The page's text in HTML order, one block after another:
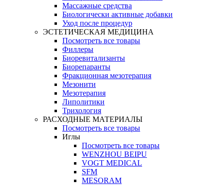
Массажные средства
Биологически активные добавки
Уход после процедур
ЭСТЕТИЧЕСКАЯ МЕДИЦИНА
Посмотреть все товары
Филлеры
Биоревитализанты
Биорепаранты
Фракционная мезотерапия
Мезонити
Мезотерапия
Липолитики
Трихология
РАСХОДНЫЕ МАТЕРИАЛЫ
Посмотреть все товары
Иглы
Посмотреть все товары
WENZHOU BEIPU
VOGT MEDICAL
SFM
MESORAM